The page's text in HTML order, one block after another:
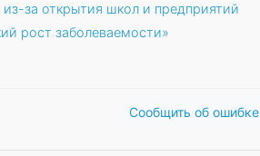
за открытия школ и предприятий
рост заболеваемости»
Сообщить об ошибке